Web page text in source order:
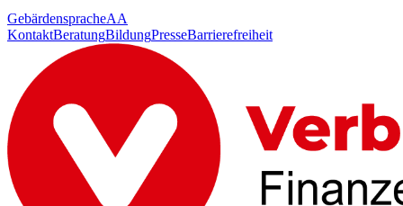
GebärdenspracheAA
KontaktBeratungBildungPresseBarrierefreiheit